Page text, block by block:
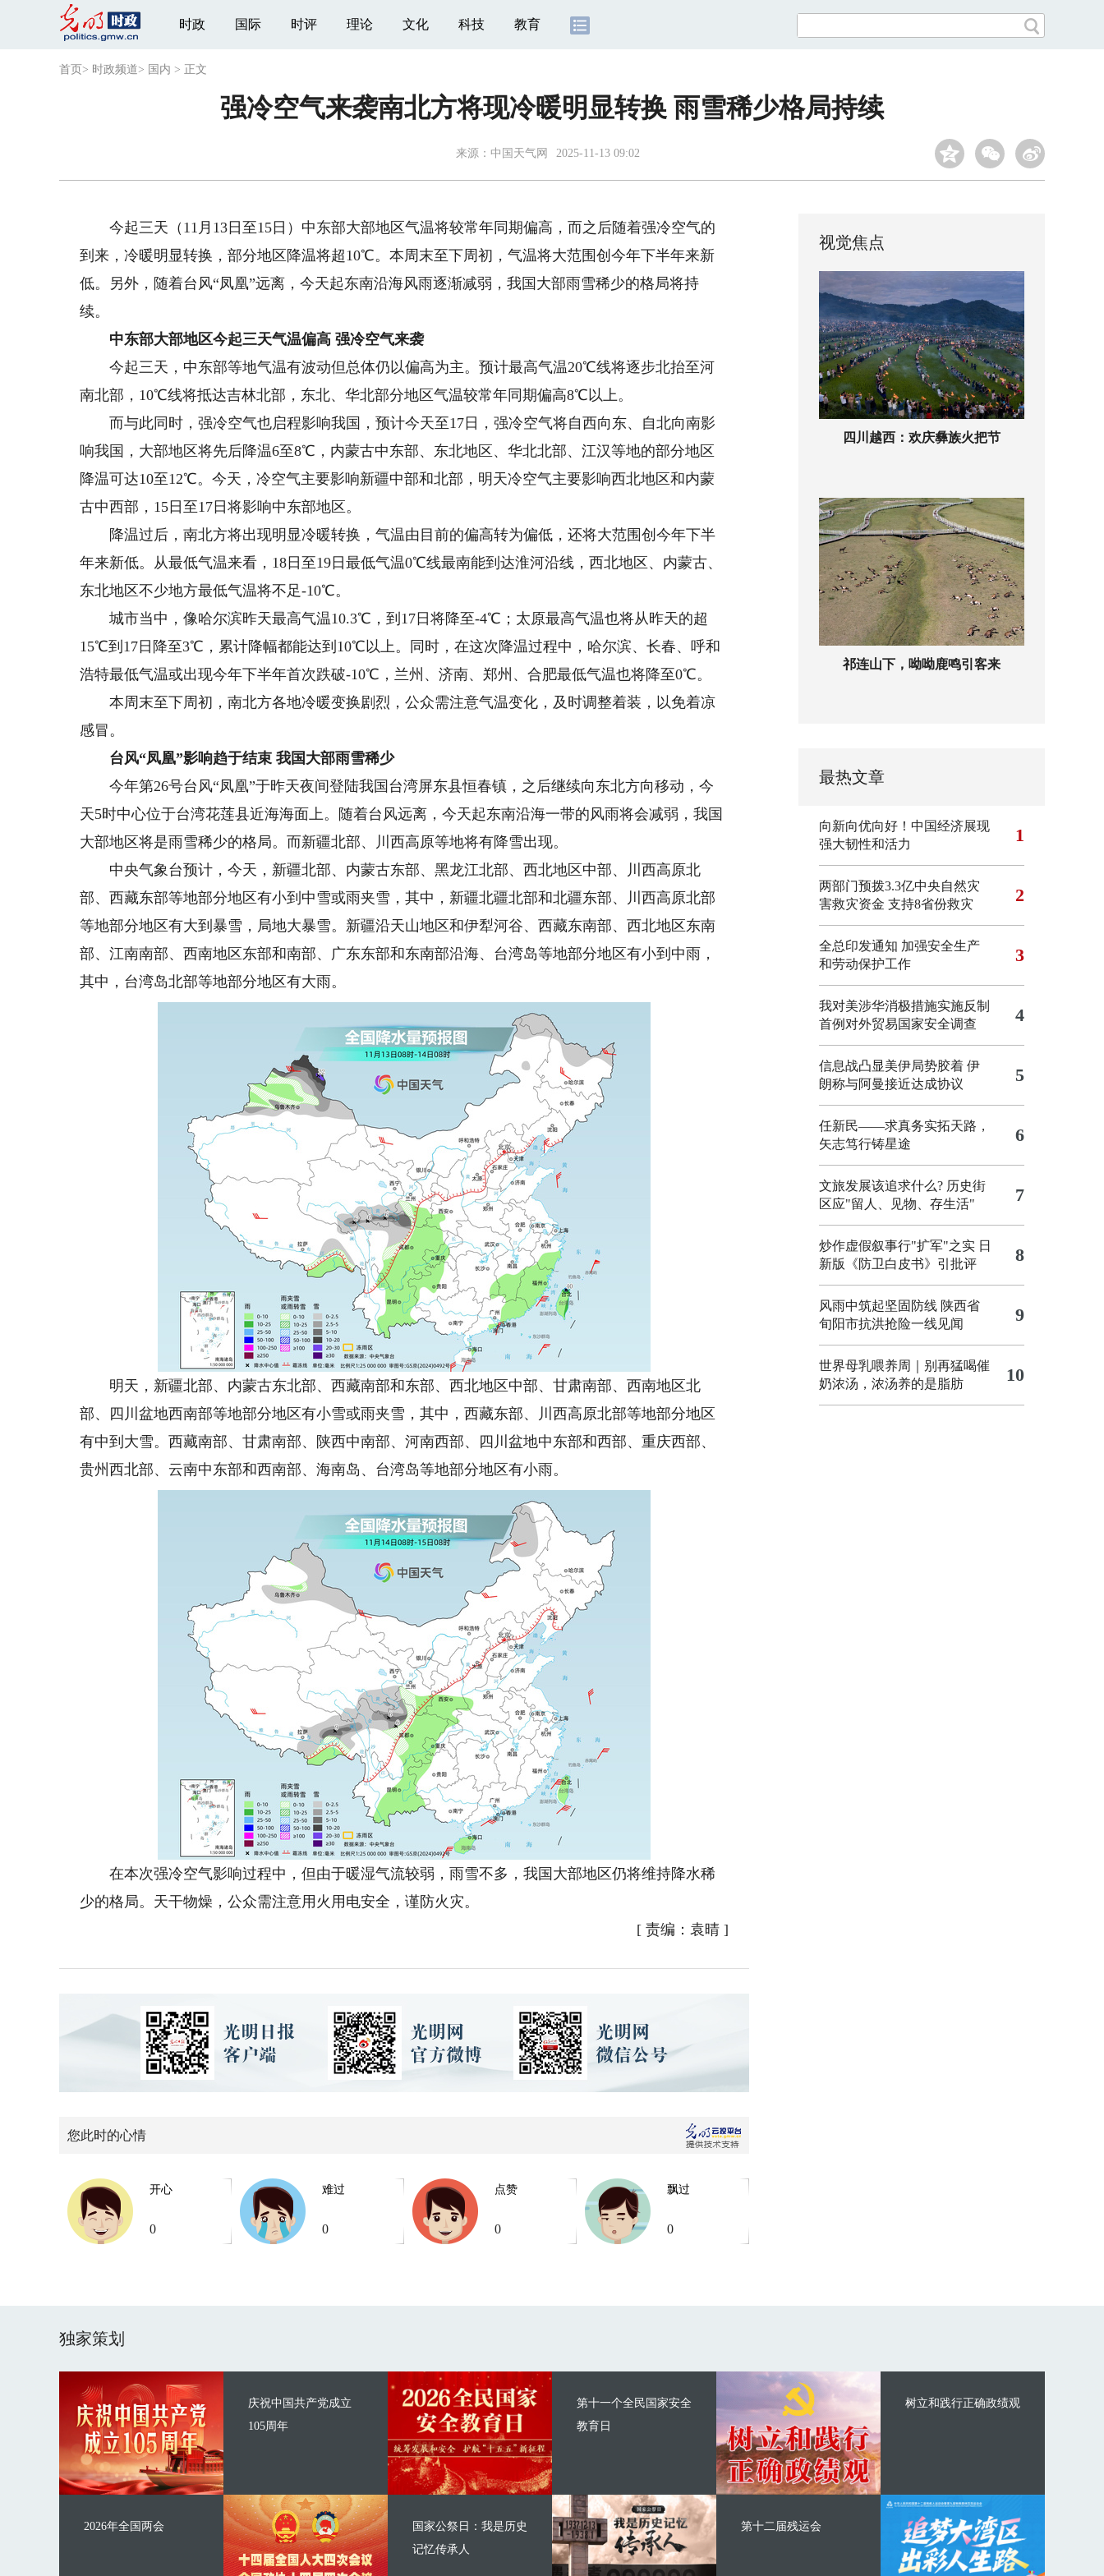
时政 国际 时评 理论 文化 科技 教育
首页 > 时政频道> 国内 > 正文
强冷空气来袭南北方将现冷暖明显转换 雨雪稀少格局持续
来源： 中国天气网 2025-11-13 09:02
今起三天（11月13日至15日）中东部大部地区气温将较常年同期偏高，而之后随着强冷空气的
到来，冷暖明显转换，部分地区降温将超10℃。本周末至下周初，气温将大范围创今年下半年来新
低。另外，随着台风“凤凰”远离，今天起东南沿海风雨逐渐减弱，我国大部雨雪稀少的格局将持
续。
中东部大部地区今起三天气温偏高 强冷空气来袭
今起三天，中东部等地气温有波动但总体仍以偏高为主。预计最高气温20℃线将逐步北抬至河
南北部，10℃线将抵达吉林北部，东北、华北部分地区气温较常年同期偏高8℃以上。
而与此同时，强冷空气也启程影响我国，预计今天至17日，强冷空气将自西向东、自北向南影
响我国，大部地区将先后降温6至8℃，内蒙古中东部、东北地区、华北北部、江汉等地的部分地区
降温可达10至12℃。今天，冷空气主要影响新疆中部和北部，明天冷空气主要影响西北地区和内蒙
古中西部，15日至17日将影响中东部地区。
降温过后，南北方将出现明显冷暖转换，气温由目前的偏高转为偏低，还将大范围创今年下半
年来新低。从最低气温来看，18日至19日最低气温0℃线最南能到达淮河沿线，西北地区、内蒙古、
东北地区不少地方最低气温将不足-10℃。
城市当中，像哈尔滨昨天最高气温10.3℃，到17日将降至-4℃；太原最高气温也将从昨天的超
15℃到17日降至3℃，累计降幅都能达到10℃以上。同时，在这次降温过程中，哈尔滨、长春、呼和
浩特最低气温或出现今年下半年首次跌破-10℃，兰州、济南、郑州、合肥最低气温也将降至0℃。
本周末至下周初，南北方各地冷暖变换剧烈，公众需注意气温变化，及时调整着装，以免着凉
感冒。
台风“凤凰”影响趋于结束 我国大部雨雪稀少
今年第26号台风“凤凰”于昨天夜间登陆我国台湾屏东县恒春镇，之后继续向东北方向移动，今
天5时中心位于台湾花莲县近海海面上。随着台风远离，今天起东南沿海一带的风雨将会减弱，我国
大部地区将是雨雪稀少的格局。而新疆北部、川西高原等地将有降雪出现。
中央气象台预计，今天，新疆北部、内蒙古东部、黑龙江北部、西北地区中部、川西高原北
部、西藏东部等地部分地区有小到中雪或雨夹雪，其中，新疆北疆北部和北疆东部、川西高原北部
等地部分地区有大到暴雪，局地大暴雪。新疆沿天山地区和伊犁河谷、西藏东南部、西北地区东南
部、江南南部、西南地区东部和南部、广东东部和东南部沿海、台湾岛等地部分地区有小到中雨，
其中，台湾岛北部等地部分地区有大雨。
明天，新疆北部、内蒙古东北部、西藏南部和东部、西北地区中部、甘肃南部、西南地区北
部、四川盆地西南部等地部分地区有小雪或雨夹雪，其中，西藏东部、川西高原北部等地部分地区
有中到大雪。西藏南部、甘肃南部、陕西中南部、河南西部、四川盆地中东部和西部、重庆西部、
贵州西北部、云南中东部和西南部、海南岛、台湾岛等地部分地区有小雨。
在本次强冷空气影响过程中，但由于暖湿气流较弱，雨雪不多，我国大部地区仍将维持降水稀
少的格局。天干物燥，公众需注意用火用电安全，谨防火灾。
[ 责编：袁晴 ]
您此时的心情
开心
0
难过
0
点赞
0
飘过
0
视觉焦点
四川越西：欢庆彝族火把节
祁连山下，呦呦鹿鸣引客来
最热文章
向新向优向好！中国经济展现
强大韧性和活力
1
两部门预拨3.3亿中央自然灾
害救灾资金 支持8省份救灾
2
全总印发通知 加强安全生产
和劳动保护工作
3
我对美涉华消极措施实施反制
首例对外贸易国家安全调查
4
信息战凸显美伊局势胶着 伊
朗称与阿曼接近达成协议
5
任新民——求真务实拓天路，
矢志笃行铸星途
6
文旅发展该追求什么? 历史街
区应"留人、见物、存生活"
7
炒作虚假叙事行"扩军"之实 日
新版《防卫白皮书》引批评
8
风雨中筑起坚固防线 陕西省
旬阳市抗洪抢险一线见闻
9
世界母乳喂养周｜别再猛喝催
奶浓汤，浓汤养的是脂肪
10
独家策划
庆祝中国共产党成立
105周年
2026年全国两会
第十一个全民国家安全
教育日
国家公祭日：我是历史
记忆传承人
树立和践行正确政绩观
第十二届残运会